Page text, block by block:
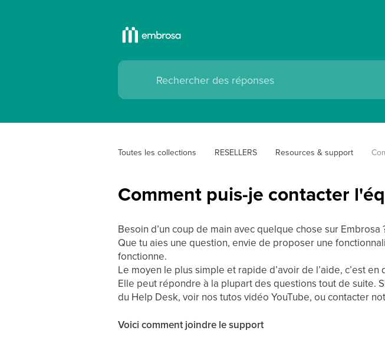
Toutes les collections RESELLERS Resources & support
Comment puis-je contacter
Besoin d’un coup de main avec quelque chose sur
Que tu aies une question, envie de proposer une
fonctionne.
Le moyen le plus simple et rapide d’avoir de l’aide, c’est en
Elle peut répondre à la plupart des questions tout de suite.
du Help Desk, voir nos tutos vidéo YouTube, ou contacter
Voici comment joindre le support